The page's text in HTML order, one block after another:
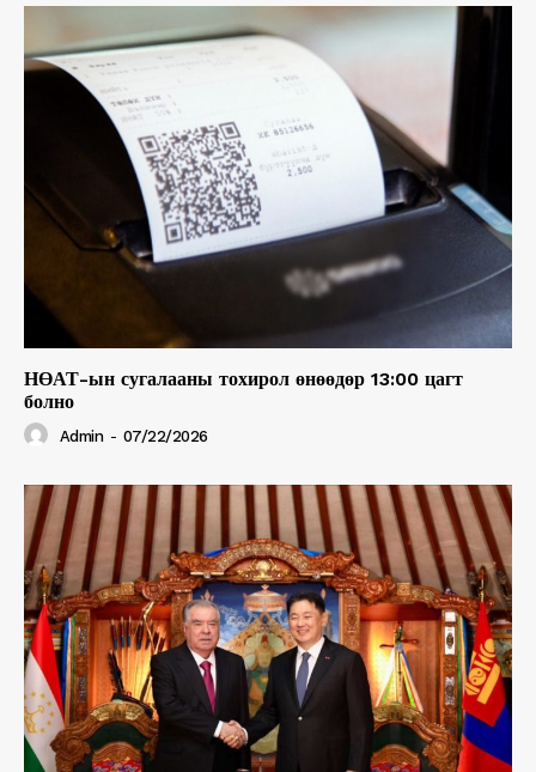
НӨАТ-ын сугалааны тохирол өнөөдөр 13:00 цагт
болно
Admin - 07/22/2026